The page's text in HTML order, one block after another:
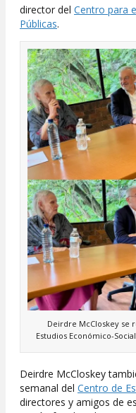
director del Centro para
Públicas.
Deirdre McCloskey se
Estudios Económico-
Deirdre McCloskey
semanal del Centro de
directores y amigos de